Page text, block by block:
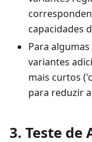
capacidades
Para
variantes
mais curtos
para reduzir
3. Teste de